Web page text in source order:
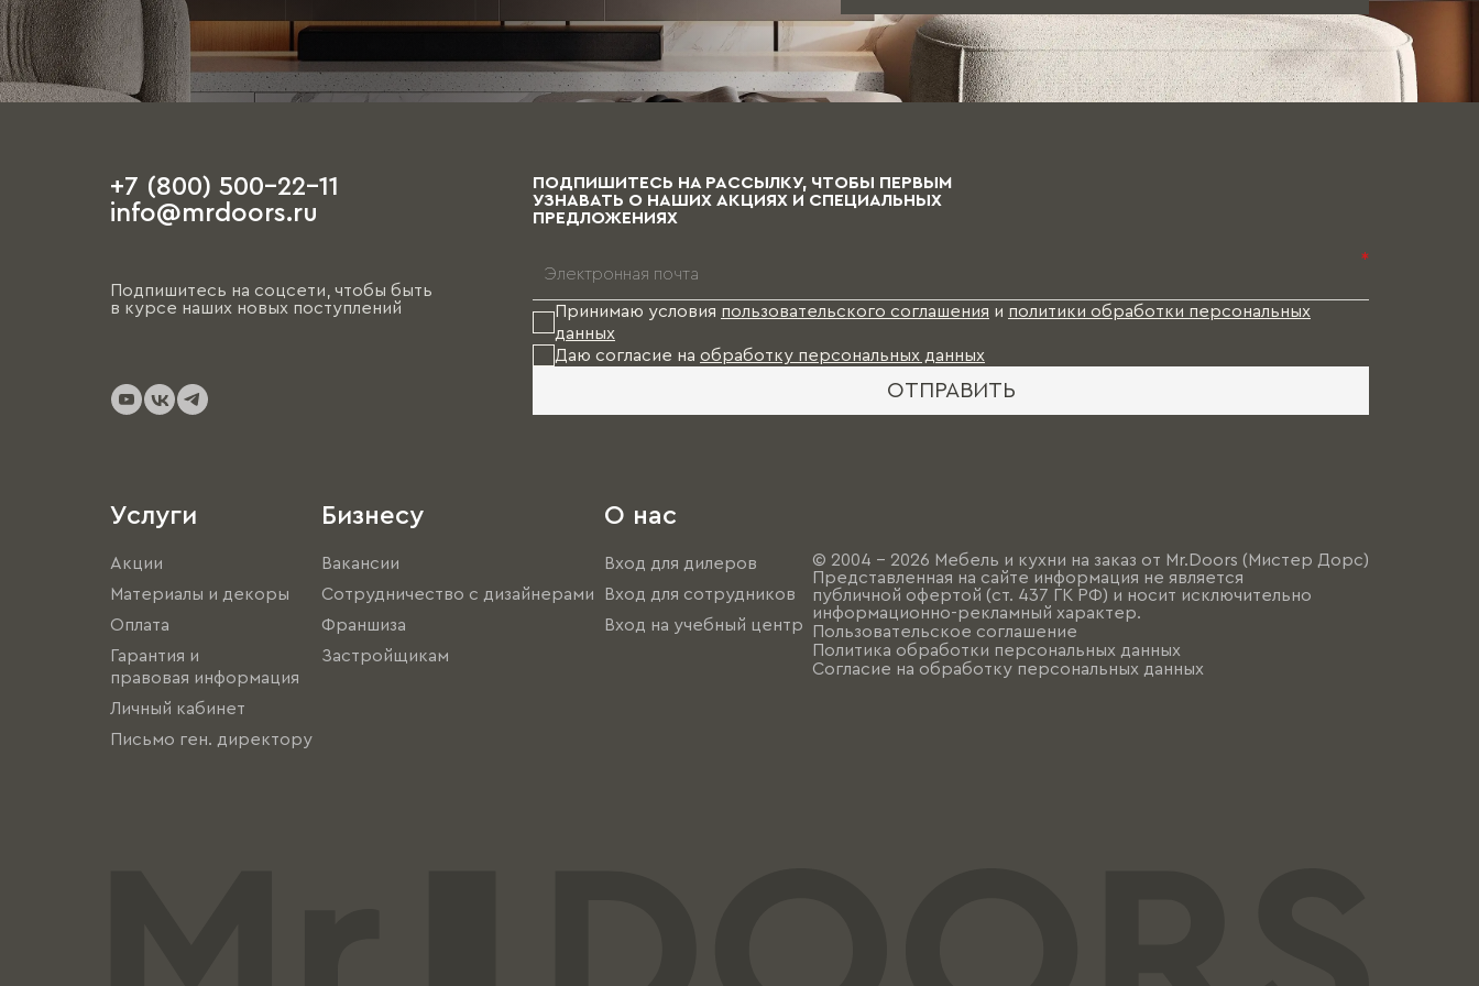
+7 (800) 500-22-11
info@mrdoors.ru
Подпишитесь на соцсети, чтобы быть
в курсе наших новых поступлений
ПОДПИШИТЕСЬ НА РАССЫЛКУ, ЧТОБЫ ПЕРВЫМ
УЗНАВАТЬ О НАШИХ АКЦИЯХ И СПЕЦИАЛЬНЫХ
ПРЕДЛОЖЕНИЯХ
*
Принимаю условия пользовательского соглашения и политики обработки персональных
данных
Даю согласие на обработку персональных данных
ОТПРАВИТЬ
Услуги
Акции
Материалы и декоры
Оплата
Гарантия и
правовая информация
Личный кабинет
Письмо ген. директору
Бизнесу
Вакансии
Сотрудничество с дизайнерами
Франшиза
Застройщикам
О нас
Вход для дилеров
Вход для сотрудников
Вход на учебный центр
© 2004 - 2026 Мебель и кухни на заказ от Mr.Doors (Мистер Дорс)
Представленная на сайте информация не является
публичной офертой (ст. 437 ГК РФ) и носит исключительно
информационно-рекламный характер.
Пользовательское соглашение
Политика обработки персональных данных
Согласие на обработку персональных данных